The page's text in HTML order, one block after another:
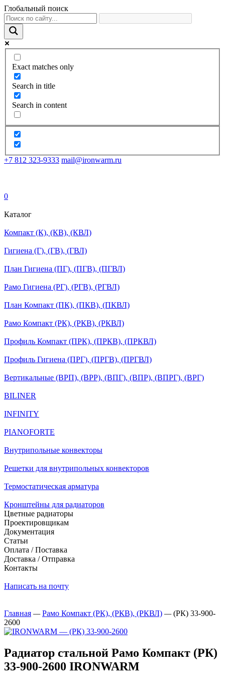
Глобальный поиск
Exact matches only
Search in title
Search in content
+7 812 323-9333 mail@ironwarm.ru
0
Каталог
Компакт (К), (КВ), (КВЛ)
Гигиена (Г), (ГВ), (ГВЛ)
План Гигиена (ПГ), (ПГВ), (ПГВЛ)
Рамо Гигиена (РГ), (РГВ), (РГВЛ)
План Компакт (ПК), (ПКВ), (ПКВЛ)
Рамо Компакт (РК), (РКВ), (РКВЛ)
Профиль Компакт (ПРК), (ПРКВ), (ПРКВЛ)
Профиль Гигиена (ПРГ), (ПРГВ), (ПРГВЛ)
Вертикальные (ВРП), (ВРР), (ВПГ), (ВПР), (ВПРГ), (ВРГ)
BILINER
INFINITY
PIANOFORTE
Внутрипольные конвекторы
Решетки для внутрипольных конвекторов
Термостатическая арматура
Кронштейны для радиаторов
Цветные радиаторы
Проектировщикам
Документация
Статьи
Оплата / Поставка
Доставка / Отправка
Контакты
Написать на почту
Главная — Рамо Компакт (РК), (РКВ), (РКВЛ) — (РК) 33-900-
2600
Радиатор стальной Рамо Компакт (РК)
33-900-2600 IRONWARM